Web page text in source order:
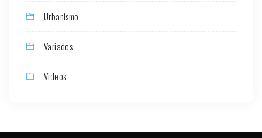
Urbanismo
Variados
Videos